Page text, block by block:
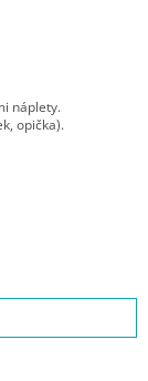
náplety.
opička).